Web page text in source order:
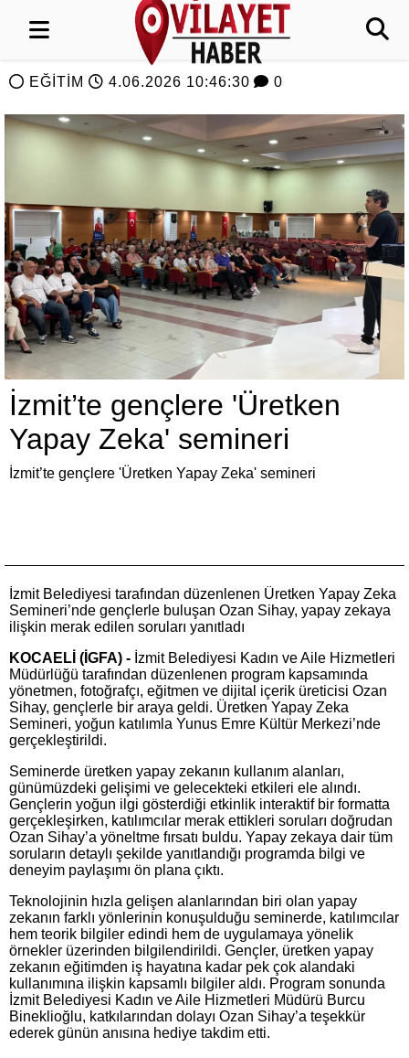
EĞİTİM 4.06.2026 10:46:30 0
İzmit’te gençlere 'Üretken
Yapay Zeka' semineri
İzmit’te gençlere 'Üretken Yapay Zeka' semineri
İzmit Belediyesi tarafından düzenlenen Üretken Yapay Zeka
Semineri’nde gençlerle buluşan Ozan Sihay, yapay zekaya
ilişkin merak edilen soruları yanıtladı
KOCAELİ (İGFA) - İzmit Belediyesi Kadın ve Aile Hizmetleri
Müdürlüğü tarafından düzenlenen program kapsamında
yönetmen, fotoğrafçı, eğitmen ve dijital içerik üreticisi Ozan
Sihay, gençlerle bir araya geldi. Üretken Yapay Zeka
Semineri, yoğun katılımla Yunus Emre Kültür Merkezi’nde
gerçekleştirildi.
Seminerde üretken yapay zekanın kullanım alanları,
günümüzdeki gelişimi ve gelecekteki etkileri ele alındı.
Gençlerin yoğun ilgi gösterdiği etkinlik interaktif bir formatta
gerçekleşirken, katılımcılar merak ettikleri soruları doğrudan
Ozan Sihay’a yöneltme fırsatı buldu. Yapay zekaya dair tüm
soruların detaylı şekilde yanıtlandığı programda bilgi ve
deneyim paylaşımı ön plana çıktı.
Teknolojinin hızla gelişen alanlarından biri olan yapay
zekanın farklı yönlerinin konuşulduğu seminerde, katılımcılar
hem teorik bilgiler edindi hem de uygulamaya yönelik
örnekler üzerinden bilgilendirildi. Gençler, üretken yapay
zekanın eğitimden iş hayatına kadar pek çok alandaki
kullanımına ilişkin kapsamlı bilgiler aldı. Program sonunda
İzmit Belediyesi Kadın ve Aile Hizmetleri Müdürü Burcu
Bineklioğlu, katkılarından dolayı Ozan Sihay’a teşekkür
ederek günün anısına hediye takdim etti.